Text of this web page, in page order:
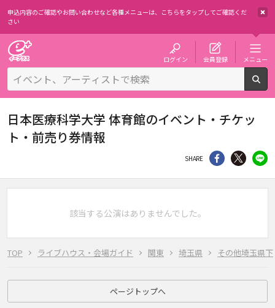
申込内容のご確認やお問い合わせなど各種メニューは、 こちらをタップしてご確認くだ
さい
ログイン 会員登録 メニュー
TOP ライブハウス・会場ガイド 関東 埼玉県 その他埼玉県下
日本医療科学大学 体育館のイベント・チケッ
ト・前売り券情報
SHARE シェア Twitter
該当する公演はありませんでした。
ページトップへ